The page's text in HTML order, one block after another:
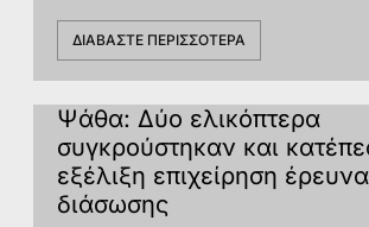
ΔΙΑΒΆΣΤΕ ΠΕΡΙΣΣΌΤΕΡΑ
Ψάθα: Δύο ελικόπτερα
συγκρούστηκαν και
εξέλιξη επιχείρηση
διάσωσης